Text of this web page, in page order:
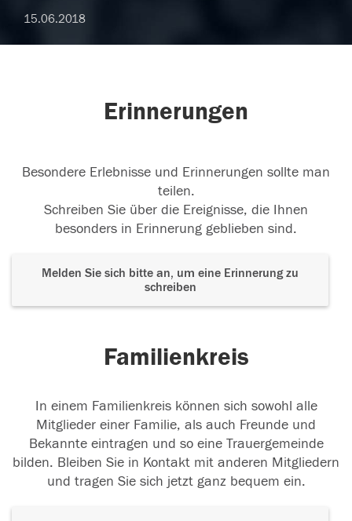
15.06.2018
Erinnerungen
Besondere Erlebnisse und Erinnerungen sollte man
teilen.
Schreiben Sie über die Ereignisse, die Ihnen
besonders in Erinnerung geblieben sind.
Melden Sie sich bitte an, um eine Erinnerung zu
schreiben
Familienkreis
In einem Familienkreis können sich sowohl alle
Mitglieder einer Familie, als auch Freunde und
Bekannte eintragen und so eine Trauergemeinde
bilden. Bleiben Sie in Kontakt mit anderen Mitgliedern
und tragen Sie sich jetzt ganz bequem ein.